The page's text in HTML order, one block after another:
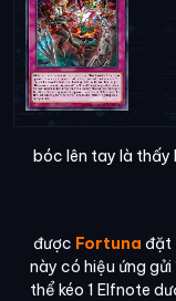
bóc lên tay là thấy
được Fortuna đặt
này có hiệu ứng
thể kéo 1 Elfnote